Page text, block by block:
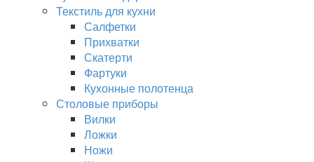
Текстиль для кухни
Салфетки
Прихватки
Скатерти
Фартуки
Кухонные полотенца
Столовые приборы
Вилки
Ложки
Ножи